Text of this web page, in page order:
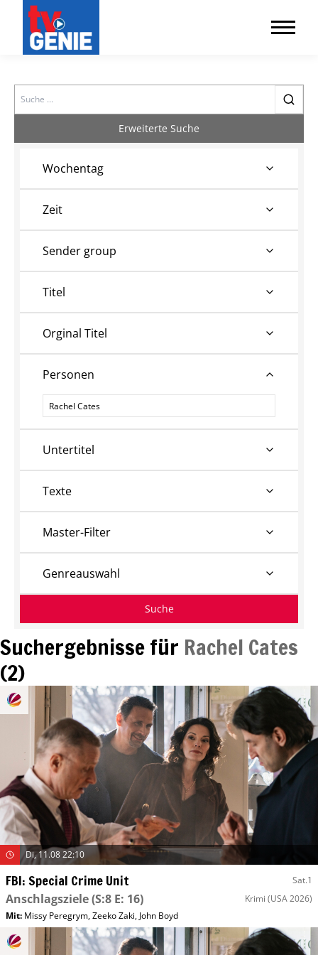
Search
Suchergebnisse für Rachel Cates
(2)
Di, 11.08 22:10
FBI: Special Crime Unit Sat.1
Anschlagsziele(S:8 E: 16) Krimi (USA 2026)
Mit: Missy Peregrym,Zeeko Zaki, John Boyd
Erweiterte Suche
Wochentag
Zeit
Sender group
Titel
Orginal Titel
Personen
Personen
Untertitel
Texte
Master-Filter
Genreauswahl
Suche